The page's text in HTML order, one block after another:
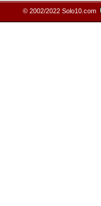
© 2002/2022 Solo10.com